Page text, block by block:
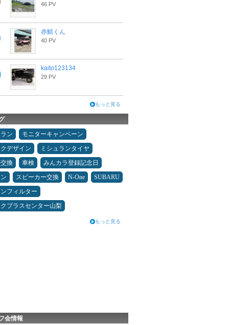
46 PV
赤鯖くん
40 PV
kaito123134
29 PV
もっと見る
ン
モニターキャンペーン
デザイン
ミシュランタイヤ
換
車検
みんカラ登録記念日
スピーカー交換 N-One
SUBARU
フィルター
プラスセンター山梨
もっと見る
会情報